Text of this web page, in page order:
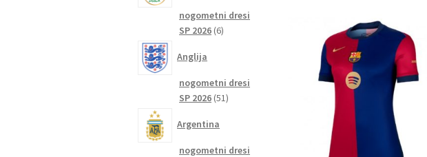
nogometni dresi
SP 2026 66
Anglija
nogometni dresi
SP 2026 5151
Argentina
nogometni dresi